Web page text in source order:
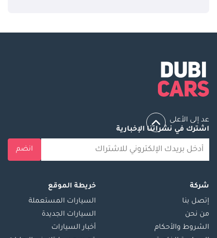
عد إلى الأعلى
اشترك في نشراتنا الإخبارية
انضم
شركة
إتصل بنا
من نحن
الشروط والأحكام
خريطة الموقع
السيارات المستعملة
السيارات الجديدة
أخبار السيارات